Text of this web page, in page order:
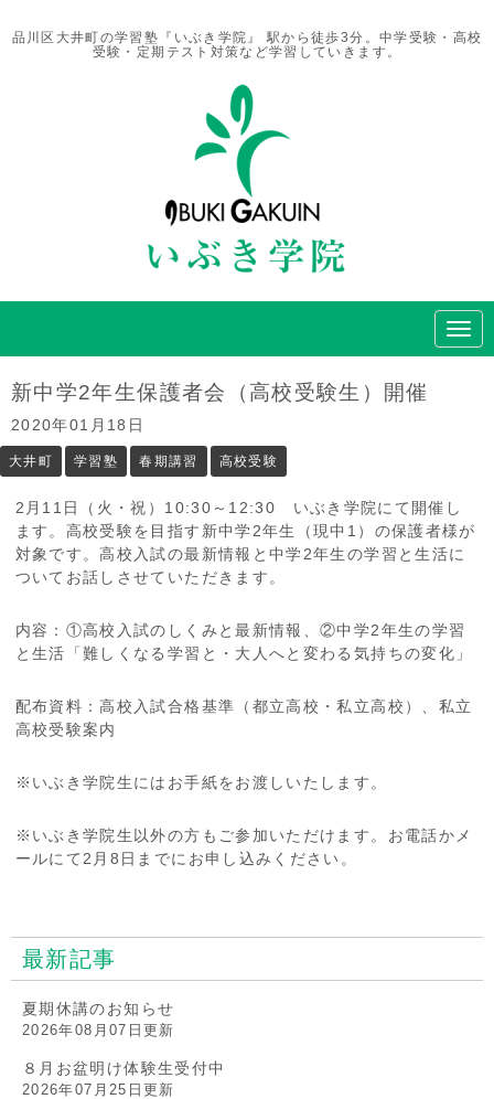
品川区大井町の学習塾『いぶき学院』 駅から徒歩3分。中学受験・高校
受験・定期テスト対策など学習していきます。
N
a
新中学2年生保護者会（高校受験生）開催
2020年01月18日
大井町 学習塾 春期講習 高校受験
2月11日（火・祝）10:30～12:30 いぶき学院にて開催し
ます。高校受験を目指す新中学2年生（現中1）の保護者様が
対象です。高校入試の最新情報と中学2年生の学習と生活に
ついてお話しさせていただきます。
内容：①高校入試のしくみと最新情報、②中学2年生の学習
と生活「難しくなる学習と・大人へと変わる気持ちの変化」
配布資料：高校入試合格基準（都立高校・私立高校）、私立
高校受験案内
※いぶき学院生にはお手紙をお渡しいたします。
※いぶき学院生以外の方もご参加いただけます。お電話かメ
ールにて2月8日までにお申し込みください。
最新記事
夏期休講のお知らせ
2026年08月07日更新
８月お盆明け体験生受付中
2026年07月25日更新